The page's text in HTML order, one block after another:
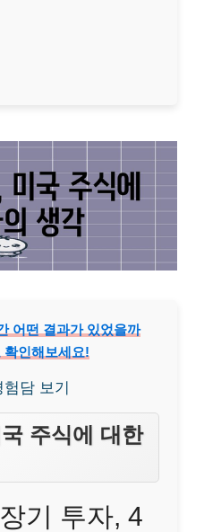
어떤 결과가 있었을까
확인해보세요!
담 보기
주식에 대한
기 투자, 4